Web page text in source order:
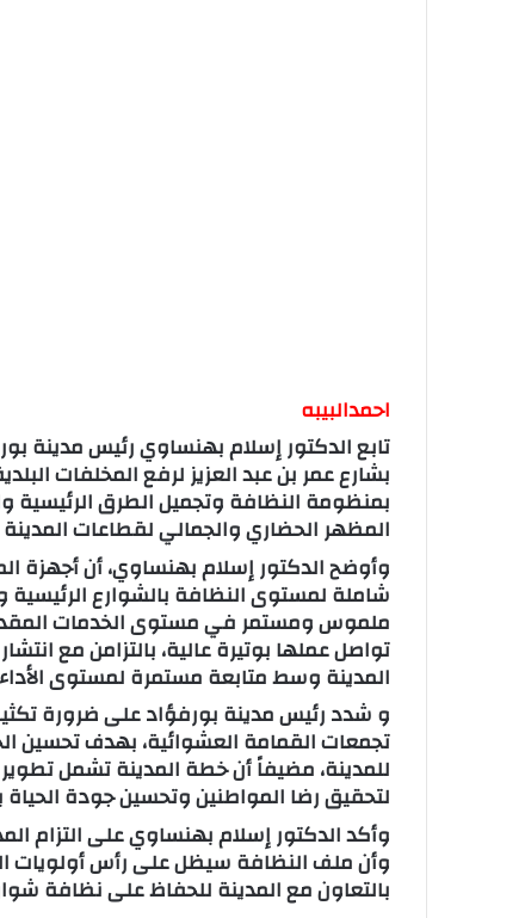
احمدالبيبه
تابع الدكتور إسلام بهنساوي رئيس مدينة
بشارع عمر بن عبد العزيز لرفع المخلفات
بمنظومة النظافة وتجميل الطرق الرئيسية
المظهر الحضاري والجمالي لقطاعات
وأوضح الدكتور إسلام بهنساوي، أن أجهزة
شاملة لمستوى النظافة بالشوارع
ملموس ومستمر في مستوى الخدمات
تواصل عملها بوتيرة عالية، بالتزامن مع
المدينة وسط متابعة مستمرة لمستوى
و شدد رئيس مدينة بورفؤاد على ضرورة
تجمعات القمامة العشوائية، بهدف تحسين
للمدينة، مضيفاً أن خطة المدينة تشمل
لتحقيق رضا المواطنين وتحسين جودة الحياة
وأكد الدكتور إسلام بهنساوي على التزام
وأن ملف النظافة سيظل على رأس أولويات
بالتعاون مع المدينة للحفاظ على نظافة